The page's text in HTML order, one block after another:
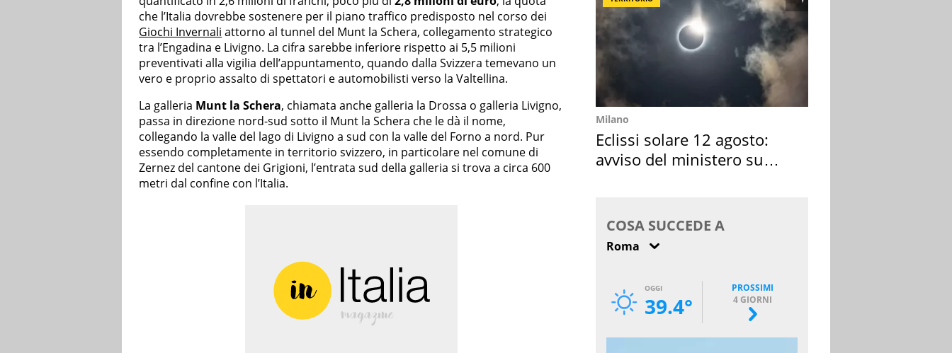
che l’Italia dovrebbe sostenere per il piano traffico predisposto nel corso dei
Giochi Invernali attorno al tunnel del Munt la Schera, collegamento strategico
tra l’Engadina e Livigno. La cifra sarebbe inferiore rispetto ai 5,5 milioni
preventivati alla vigilia dell’appuntamento, quando dalla Svizzera temevano un
vero e proprio assalto di spettatori e automobilisti verso la Valtellina.
La galleria Munt la Schera, chiamata anche galleria la Drossa o galleria Livigno,
passa in direzione nord-sud sotto il Munt la Schera che le dà il nome,
collegando la valle del lago di Livigno a sud con la valle del Forno a nord. Pur
essendo completamente in territorio svizzero, in particolare nel comune di
Zernez del cantone dei Grigioni, l’entrata sud della galleria si trova a circa 600
metri dal confine con l’Italia.
Milano
Eclissi solare 12 agosto:
avviso del ministero su